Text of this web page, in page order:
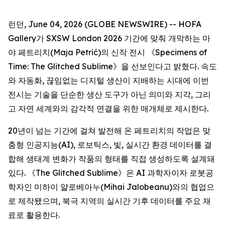
런던, June 04, 2026 (GLOBE NEWSWIRE) -- HOFA
Gallery가 SXSW London 2026 기간에 맞춰 개막하는 마
야 페트리치(Maja Petrić)의 신작 전시 《Specimens of
Time: The Glitched Sublime》을 선보인다고 밝혔다. 속도
와 자동화, 끊임없는 디지털 생산이 지배하는 시대에 이번
전시는 기술을 단순한 생산 도구가 아닌 의미와 지각, 그리
고 자연 세계와의 감각적 연결을 위한 매개체로 제시한다.
20년이 넘는 기간에 걸쳐 발전해 온 페트리치의 작업은 맞
춤형 인공지능(AI), 로보틱스, 빛, 실시간 환경 데이터를 결
합해 생태계 변화가 작품의 형태를 직접 생성하도록 설계돼
있다. 《The Glitched Sublime》은 AI 과학자이자 로봇공
학자인 미하이 얄로베아누(Mihai Jalobeanu)와의 협업으
로 제작됐으며, 북극 지역의 실시간 기후 데이터를 주요 재
료로 활용한다.